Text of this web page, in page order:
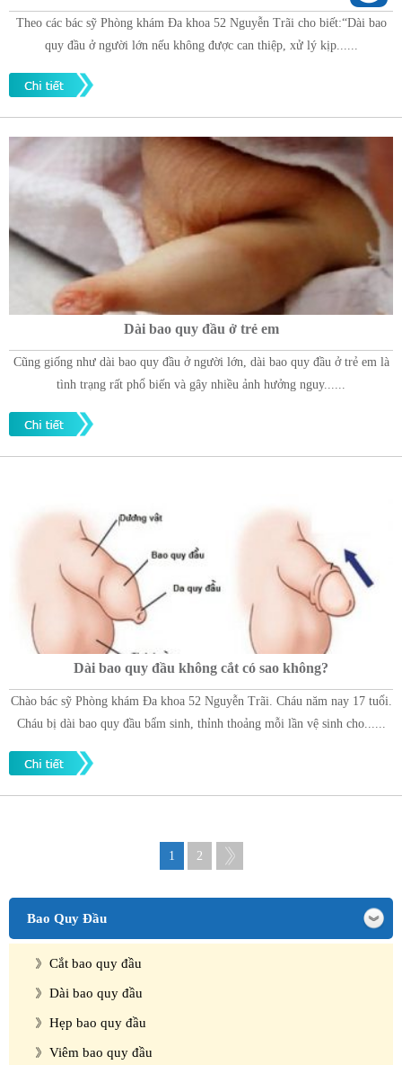
Theo các bác sỹ Phòng khám Đa khoa 52 Nguyễn Trãi cho biết:“Dài bao
quy đầu ở người lớn nếu không được can thiệp, xử lý kịp......
Dài bao quy đầu ở trẻ em
Cũng giống như dài bao quy đầu ở người lớn, dài bao quy đầu ở trẻ em là
tình trạng rất phổ biến và gây nhiều ảnh hưởng nguy......
Dài bao quy đầu không cắt có sao không?
Chào bác sỹ Phòng khám Đa khoa 52 Nguyễn Trãi. Cháu năm nay 17 tuổi.
Cháu bị dài bao quy đầu bẩm sinh, thỉnh thoảng mỗi lần vệ sinh cho......
1 2
Bao Quy Đầu
Cắt bao quy đầu
Dài bao quy đầu
Hẹp bao quy đầu
Viêm bao quy đầu